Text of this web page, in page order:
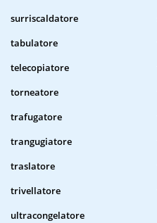
surriscaldatore
tabulatore
telecopiatore
torneatore
trafugatore
trangugiatore
traslatore
trivellatore
ultracongelatore